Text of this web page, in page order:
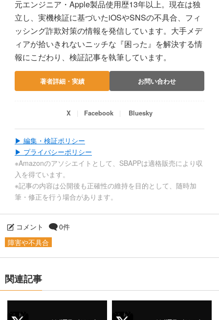
元エンジニア・Apple製品使用歴13年以上。現在は独
立し、実機検証に基づいたiOSやSNSの不具合、フィ
ッシング詐欺対策の情報を発信しています。大手メデ
ィアが拾いきれないニッチな『困った』を解決する情
報にこだわり、検証記事を執筆しています。
著者詳細・実績 お問い合わせ
X Facebook Bluesky
▶ 編集・検証ポリシー
▶ プライバシーポリシー
※Amazonのアソシエイトとして、SBAPPは適格販売により収
入を得ています。
※記事の内容は公開後も正確性の維持を目的として、随時加
筆・修正を行う場合があります。
コメント
0件
障害や不具合
関連記事